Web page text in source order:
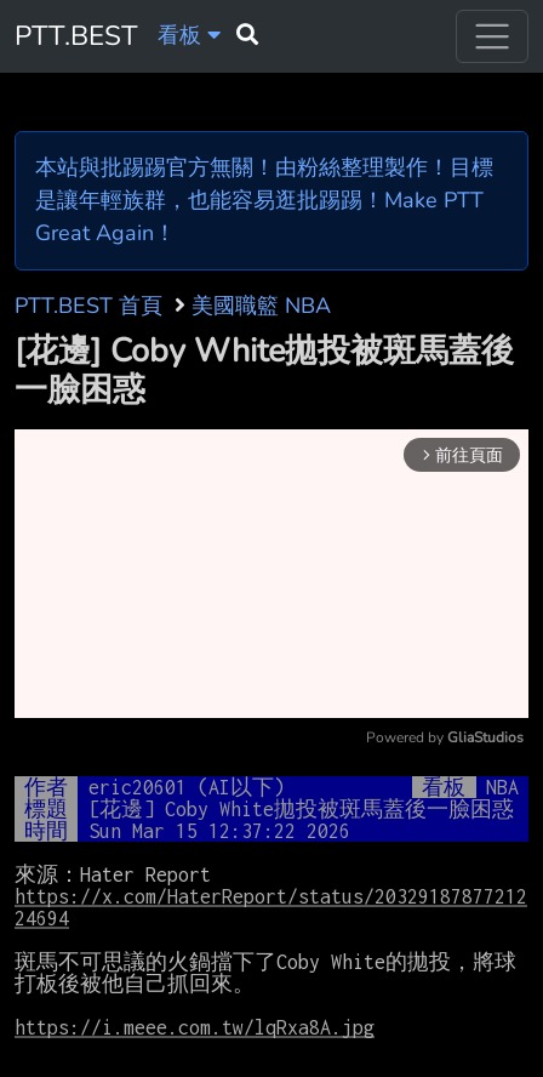
PTT.BEST 看板
本站與批踢踢官方無關！由粉絲整理製作！目標
是讓年輕族群，也能容易逛批踢踢！Make PTT
Great Again！
PTT.BEST 首頁 美國職籃 NBA
[花邊] Coby White拋投被斑馬蓋後
一臉困惑
arrow_forward_ios 前往頁面
Mute
Powered by GliaStudios
作者 eric20601 (AI以下) 看板
NBA
標題
[花邊] Coby White拋投被斑馬蓋後一臉困惑
時間
Sun Mar 15 12:37:22 2026
https://x.com/HaterReport/status/20329187877212
24694
斑馬不可思議的火鍋擋下了Coby White的拋投，將球
打板後被他自己抓回來。
https://i.meee.com.tw/lqRxa8A.jpg